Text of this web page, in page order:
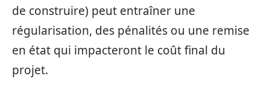
de construire) peut entraîner une
régularisation, des pénalités ou une remise
en état qui impacteront le coût final du
projet.